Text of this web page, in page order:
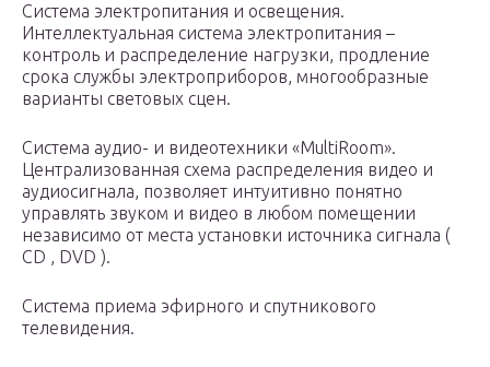
Система электропитания и освещения.
Интеллектуальная система электропитания –
контроль и распределение нагрузки, продление
срока службы электроприборов, многообразные
варианты световых сцен.
Система аудио- и видеотехники «MultiRoom».
Централизованная схема распределения видео и
аудиосигнала, позволяет интуитивно понятно
управлять звуком и видео в любом помещении
независимо от места установки источника сигнала (
CD , DVD ).
Система приема эфирного и спутникового
телевидения.